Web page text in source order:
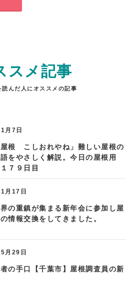
スメ記事
読んだ人にオススメの記事
月7日
屋根 こしおれやね」難しい屋根の
をやさしく解説。今日の屋根用
７９日目
月17日
の重鎮が集まる新年会に参加し屋
情報交換をしてきました。
月29日
の手口【千葉市】屋根調査員の新